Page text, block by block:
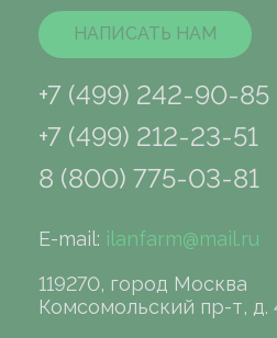
НАПИСАТЬ НАМ
+7 (499) 242-90-85
+7 (499) 212-23-51
8 (800) 775-03-81
E-mail: ilanfarm@mail.ru
119270, город Москва
Комсомольский пр-т, д.